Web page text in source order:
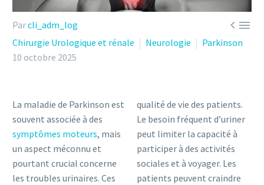

Parcli_adm_log
Chirurgie Urologique et rénale
Neurologie
Parkinson
10 octobre 2025
La maladie de Parkinson est
souvent associée à des
symptômes moteurs, mais
un aspect méconnu et
pourtant crucial concerne
les troubles urinaires. Ces
qualité de vie des patients.
Le besoin fréquent d’uriner
peut limiter la capacité à
participer à des activités
sociales et à voyager. Les
patients peuvent craindre